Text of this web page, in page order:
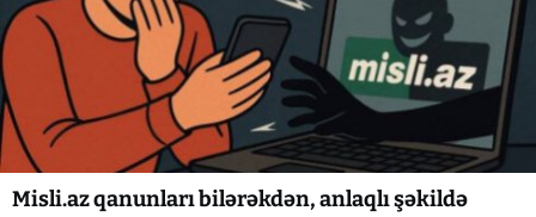
Misli.az qanunları bilərəkdən, anlaqlı şəkildə